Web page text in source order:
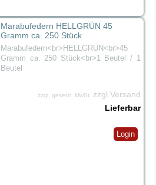
Marabufedern HELLGRÜN 45
Gramm ca. 250 Stück
Marabufedern<br>HELLGRÜN<br>45
Gramm ca. 250 Stück<br>1 Beutel / 1
Beutel
zzgl. gesetzl. MwSt.
zzgl.Versand
Lieferbar
Login